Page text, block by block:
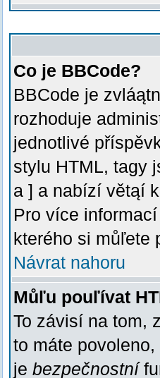
Co je BBCode?
BBCode je
rozhoduje
jednotlivé
stylu HTML, tagy
a ] a nabízí větąí
Pro více
kterého si můľete
Návrat nahoru
Můľu pouľívat
To závisí na tom,
to máte
je bezpečnostní